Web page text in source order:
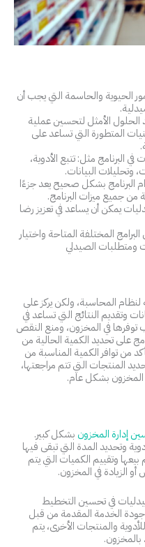
الحيوية والحاسمة التي يجب أن
الحلول الأمثل لتحسين عملية
المتطورة التي تساعد على
البرنامج مثل: تتبع الأدوية،
وتحليلات البيانات.
البرنامج بشكل صحيح يعد جزءًا
من جميع ميزات البرنامج.
يمكن أن يساعد في تعزيز رضا
المختلفة المتاحة واختيار
ومتطلبات الصيدلي
المحاسبة، ولكن يركز على
وتقديم النتائج التي تساعد في
توفرها في المخزون، ومنع النقص
على تحديد الكمية الحالية من
من توافر الكمية المناسبة من
المنتجات التي تتم مراجعتها،
المخزون بشكل عام.
إدارة المخزون بشكل كبير.
وتحديد المدة التي تبقى فيها
وتقييم الكميات التي يتم
الزيادة في المخزون.
في تحسين التخطيط
جودة الخدمة المقدمة من قبل
والمنتجات الأخرى، يتم
بالمخزون.